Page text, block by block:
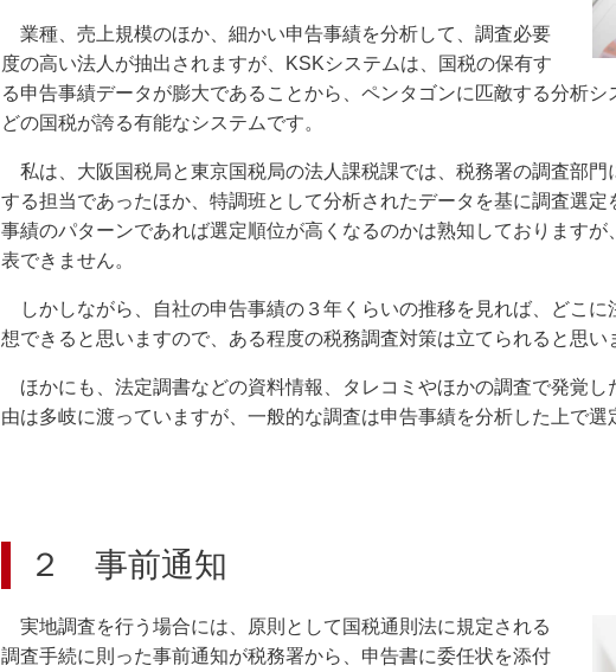
業種、売上規模のほか、細かい申告事績を分析して、調査必要
度の高い法人が抽出されますが、KSKシステムは、国税の保有す
る申告事績データが膨大であることから、ペンタゴンに匹敵する分析
どの国税が誇る有能なシステムです。
私は、大阪国税局と東京国税局の法人課税課では、税務署の調査部門
する担当であったほか、特調班として分析されたデータを基に調査選
事績のパターンであれば選定順位が高くなるのかは熟知しております
表できません。
しかしながら、自社の申告事績の３年くらいの推移を見れば、どこに
想できると思いますので、ある程度の税務調査対策は立てられると思い
ほかにも、法定調書などの資料情報、タレコミやほかの調査で発覚し
由は多岐に渡っていますが、一般的な調査は申告事績を分析した上で選
２ 事前通知
実地調査を行う場合には、原則として国税通則法に規定される
調査手続に則った事前通知が税務署から、申告書に委任状を添付